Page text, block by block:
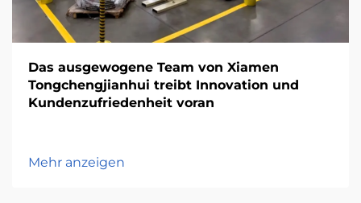
Das ausgewogene Team von Xiamen
Tongchengjianhui treibt Innovation und
Kundenzufriedenheit voran
Mehr anzeigen